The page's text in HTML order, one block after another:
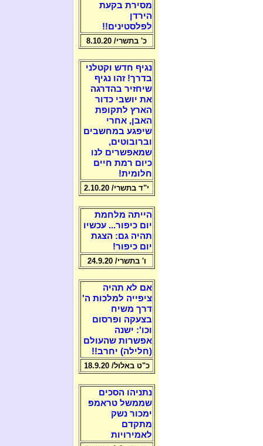
מסירת בקעת
הירדן
לפלסטינים!!
כ' בתשרי/ 8.10.20
נגיף חדש וקטלני
בדרך! זהו נגיף
שיחזיר בהדרגה
את יושבי כדור
הארץ לתקופת
האבן, אחרי
שיפגע במחשבים
וברובוטים,
שמאפשרים לנו
כיום רמת חיים
חלומית!
י"ד בתשרי/ 2.10.20
הייתה מלחמת
יום כיפור... עכשיו
תהיה גם: הצגת
יום כיפור!
ו' בתשרי/ 24.9.20
אם לא תהיה
ציפייה למלכות ה'
דרך משיח
בצעקה ופרסום
וכו': ישנה
אפשרות שהעולם
(חלילה) יחרב!!
כ"ט באלול/ 18.9.20
נתניהו הסכים
שממשל טראמפ
ימכור נשק
מתקדם
לאמירויות